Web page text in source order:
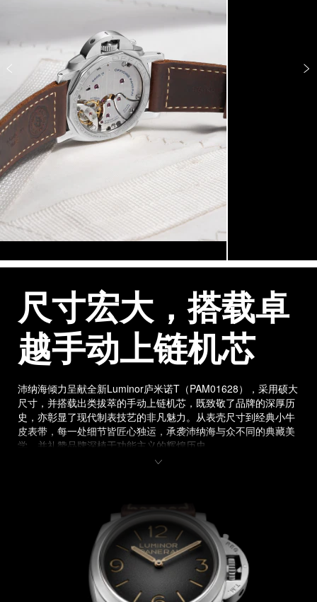
尺寸宏大，搭载卓
越手动上链机芯
沛纳海倾力呈献全新Luminor庐米诺T（PAM01628），采用硕大
尺寸，并搭载出类拔萃的手动上链机芯，既致敬了品牌的深厚历
史，亦彰显了现代制表技艺的非凡魅力。从表壳尺寸到经典小牛
皮表带，每一处细节皆匠心独运，承袭沛纳海与众不同的典藏美
学，并礼赞品牌深植于功能主义的辉煌历史。